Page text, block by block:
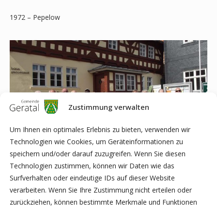
Zustimmung verwalten
Um Ihnen ein optimales Erlebnis zu bieten, verwenden wir
Technologien wie Cookies, um Geräteinformationen zu
speichern und/oder darauf zuzugreifen. Wenn Sie diesen
Technologien zustimmen, können wir Daten wie das
Surfverhalten oder eindeutige IDs auf dieser Website
verarbeiten. Wenn Sie Ihre Zustimmung nicht erteilen oder
zurückziehen, können bestimmte Merkmale und Funktionen
1972 – Pepelow
2012 – Haus Grevenrot